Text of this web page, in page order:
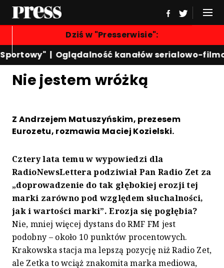
Dziś w "Presserwisie":
|Oglądalność kanałów serialowo-
Nie jestem wróżką
Z Andrzejem Matuszyńskim, prezesem
Eurozetu, rozmawia Maciej Kozielski.
Cztery lata temu w wypowiedzi dla
RadioNewsLettera podziwiał Pan Radio Zet za
„doprowadzenie do tak głębokiej erozji tej
marki zarówno pod względem słuchalności,
jak i wartości marki”. Erozja się pogłębia?
Nie, mniej więcej dystans do RMF FM jest
podobny – około 10 punktów procentowych.
Krakowska stacja ma lepszą pozycję niż Radio Zet,
ale Zetka to wciąż znakomita marka mediowa,